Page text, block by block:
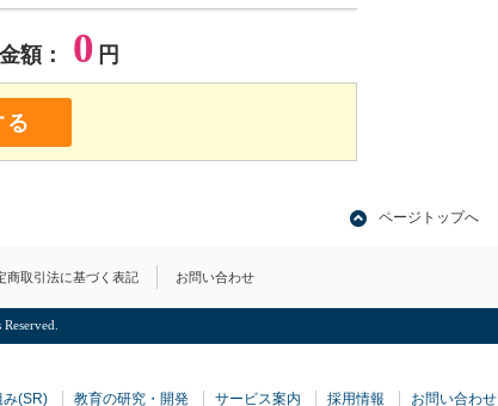
額： 0 円
る
ページトップへ
商取引法に基づく表記 お問い合わせ
み(SR) 教育の研究・開発 サービス案内 採用情報 お問い合わせ